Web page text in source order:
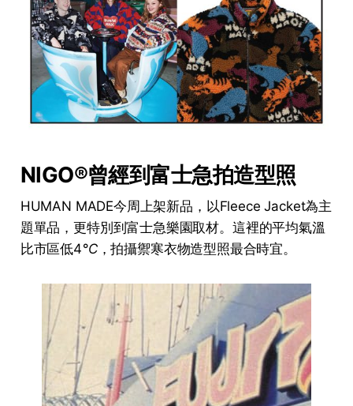
NIGO®曾經到富士急拍造型照
HUMAN MADE今周上架新品，以Fleece Jacket為主
題單品，更特別到富士急樂園取材。這裡的平均氣溫
比市區低4°C，拍攝禦寒衣物造型照最合時宜。